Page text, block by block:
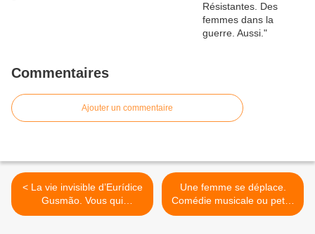
Commentaires
Ajouter un commentaire
< La vie invisible d’Eurídice
Gusmão. Vous qui
cheminez sans les voir…
Une femme se déplace.
Comédie musicale ou petits
drames quotidiens entre